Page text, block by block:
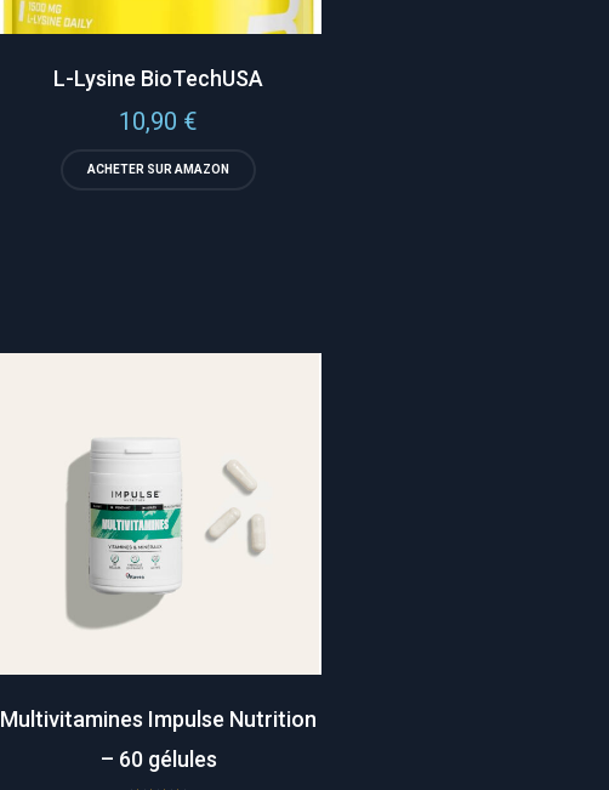
L-Lysine BioTechUSA
10,90 €
ACHETER SUR AMAZON
Multivitamines Impulse Nutrition
– 60 gélules